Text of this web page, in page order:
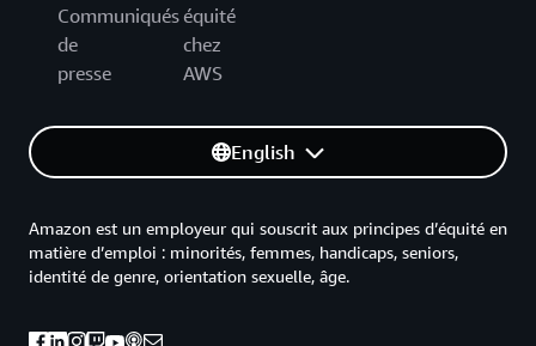
Communiqués
de
presse
équité
chez
AWS
English
Amazon est un employeur qui souscrit aux principes d’équité en
matière d’emploi : minorités, femmes, handicaps, seniors,
identité de genre, orientation sexuelle, âge.